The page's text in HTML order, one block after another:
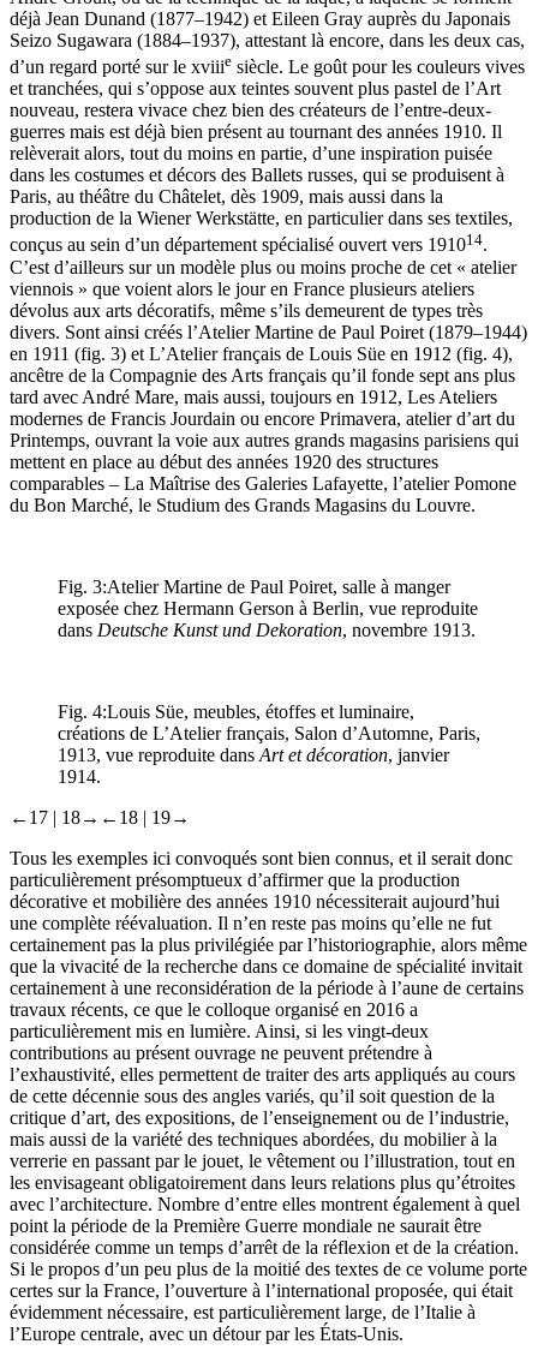
déjà Jean Dunand (1877–1942) et Eileen Gray auprès du Japonais
Seizo Sugawara (1884–1937), attestant là encore, dans les deux cas,
d’un regard porté sur le xviiie siècle. Le goût pour les couleurs vives
et tranchées, qui s’oppose aux teintes souvent plus pastel de l’Art
nouveau, restera vivace chez bien des créateurs de l’entre-deux-
guerres mais est déjà bien présent au tournant des années 1910. Il
relèverait alors, tout du moins en partie, d’une inspiration puisée
dans les costumes et décors des Ballets russes, qui se produisent à
Paris, au théâtre du Châtelet, dès 1909, mais aussi dans la
production de la Wiener Werkstätte, en particulier dans ses textiles,
conçus au sein d’un département spécialisé ouvert vers 191014.
C’est d’ailleurs sur un modèle plus ou moins proche de cet « atelier
viennois » que voient alors le jour en France plusieurs ateliers
dévolus aux arts décoratifs, même s’ils demeurent de types très
divers. Sont ainsi créés l’Atelier Martine de Paul Poiret (1879–1944)
en 1911 (fig. 3) et L’Atelier français de Louis Süe en 1912 (fig. 4),
ancêtre de la Compagnie des Arts français qu’il fonde sept ans plus
tard avec André Mare, mais aussi, toujours en 1912, Les Ateliers
modernes de Francis Jourdain ou encore Primavera, atelier d’art du
Printemps, ouvrant la voie aux autres grands magasins parisiens qui
mettent en place au début des années 1920 des structures
comparables – La Maîtrise des Galeries Lafayette, l’atelier Pomone
du Bon Marché, le Studium des Grands Magasins du Louvre.
Fig. 3:Atelier Martine de Paul Poiret, salle à manger
exposée chez Hermann Gerson à Berlin, vue reproduite
dans Deutsche Kunst und Dekoration, novembre 1913.
Fig. 4:Louis Süe, meubles, étoffes et luminaire,
créations de L’Atelier français, Salon d’Automne, Paris,
1913, vue reproduite dans Art et décoration, janvier
1914.
←17 | 18→ ←18 | 19→
Tous les exemples ici convoqués sont bien connus, et il serait donc
particulièrement présomptueux d’affirmer que la production
décorative et mobilière des années 1910 nécessiterait aujourd’hui
une complète réévaluation. Il n’en reste pas moins qu’elle ne fut
certainement pas la plus privilégiée par l’historiographie, alors même
que la vivacité de la recherche dans ce domaine de spécialité invitait
certainement à une reconsidération de la période à l’aune de certains
travaux récents, ce que le colloque organisé en 2016 a
particulièrement mis en lumière. Ainsi, si les vingt-deux
contributions au présent ouvrage ne peuvent prétendre à
l’exhaustivité, elles permettent de traiter des arts appliqués au cours
de cette décennie sous des angles variés, qu’il soit question de la
critique d’art, des expositions, de l’enseignement ou de l’industrie,
mais aussi de la variété des techniques abordées, du mobilier à la
verrerie en passant par le jouet, le vêtement ou l’illustration, tout en
les envisageant obligatoirement dans leurs relations plus qu’étroites
avec l’architecture. Nombre d’entre elles montrent également à quel
point la période de la Première Guerre mondiale ne saurait être
considérée comme un temps d’arrêt de la réflexion et de la création.
Si le propos d’un peu plus de la moitié des textes de ce volume porte
certes sur la France, l’ouverture à l’international proposée, qui était
évidemment nécessaire, est particulièrement large, de l’Italie à
l’Europe centrale, avec un détour par les États-Unis.